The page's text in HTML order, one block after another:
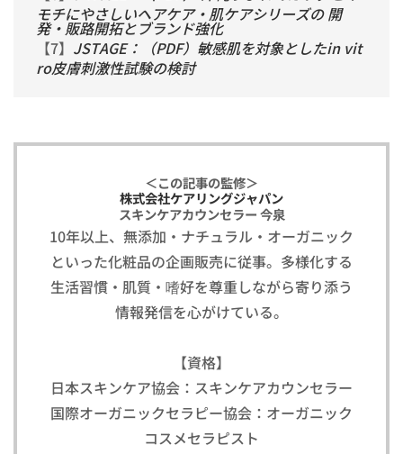
モチにやさしいヘアケア・肌ケアシリーズの 開
発・販路開拓とブランド強化
【7】 JSTAGE：（PDF）敏感肌を対象としたin vit
ro皮膚刺激性試験の検討
＜この記事の監修＞
株式会社ケアリングジャパン
スキンケアカウンセラー 今泉
10年以上、無添加・ナチュラル・オーガニック
といった化粧品の企画販売に従事。多様化する
生活習慣・肌質・嗜好を尊重しながら寄り添う
情報発信を心がけている。
【資格】
日本スキンケア協会：スキンケアカウンセラー
国際オーガニックセラピー協会：オーガニック
コスメセラピスト